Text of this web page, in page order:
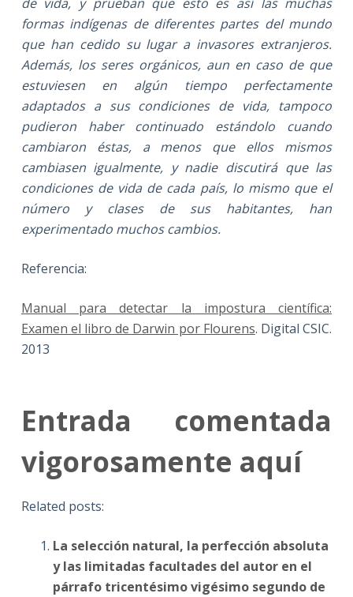
formas indígenas de diferentes partes del mundo
que han cedido su lugar a invasores extranjeros.
Además, los seres orgánicos, aun en caso de que
estuviesen en algún tiempo perfectamente
adaptados a sus condiciones de vida, tampoco
pudieron haber continuado estándolo cuando
cambiaron éstas, a menos que ellos mismos
cambiasen igualmente, y nadie discutirá que las
condiciones de vida de cada país, lo mismo que el
número y clases de sus habitantes, han
experimentado muchos cambios.
Referencia:
Manual para detectar la impostura científica:
Examen el libro de Darwin por Flourens. Digital CSIC.
2013
Entrada comentada
vigorosamente aquí
Related posts:
La selección natural, la perfección absoluta
y las limitadas facultades del autor en el
párrafo tricentésimo vigésimo segundo de